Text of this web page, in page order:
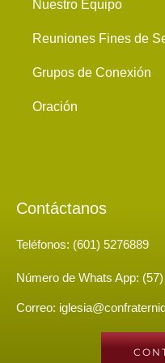
Nuestro Equipo
Reuniones Fines de
Grupos de Conexión
Oración
Contáctanos
Teléfonos: (601) 5276889
Número de Whats App:
Correo: